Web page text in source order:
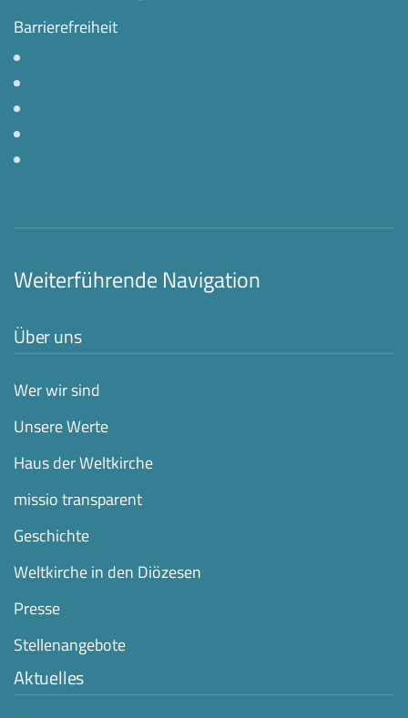
Barrierefreiheit
Weiterführende Navigation
Über uns
Wer wir sind
Unsere Werte
Haus der Weltkirche
missio transparent
Geschichte
Weltkirche in den Diözesen
Presse
Stellenangebote
Aktuelles